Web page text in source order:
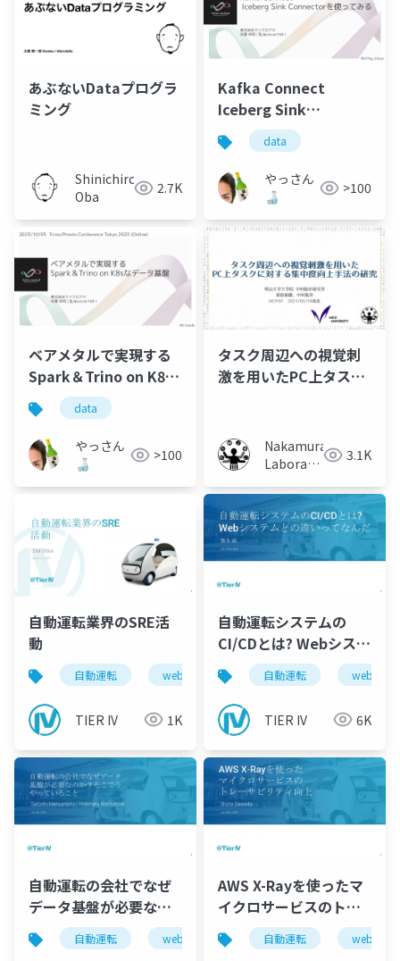
あぶないDataプログラ
ミング
Shinichiro
Oba
2.7K
Kafka Connect
Iceberg Sink
Connectorを使ってみ
る
data
やっさん
🍶
>100
ベアメタルで実現する
Spark＆Trino on K8s
なデータ基盤
data
やっさん
🍶
>100
タスク周辺への視覚刺
激を用いたPC上タスク
Nakamura
Laboratory
University)
3.1K
自動運転業界のSRE活
動
自動運転 web data sre
TIER IV 1K
自動運転システムの
CI/CDとは? Webシステ
ムとの違いってなんだ
自動運転 web
TIER IV 6K
自動運転の会社でなぜ
データ基盤が必要なの
か？そこで今やってい
ること
自動運転 web data autoware
AWS X-Rayを使ったマ
イクロサービスのトレ
ーサビリティ向上
自動運転 web